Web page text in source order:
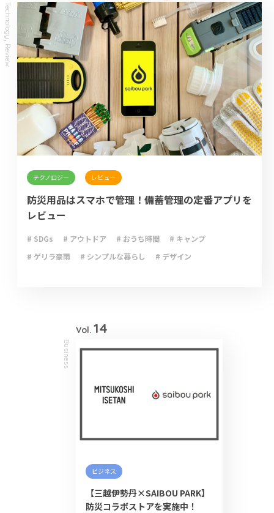
Technology
,
Review
テクノロジー レビュー
防災用品はスマホで管理！備蓄管理の定番アプリを
レビュー
# SDGs # アウトドア # おうち時間
# キャンプ
# ゲリラ豪雨
# シンプルな暮らし
# デザイン
Business
Vol. 14
ビジネス
【三越伊勢丹×SAIBOU PARK】
防災コラボストアを実施中！